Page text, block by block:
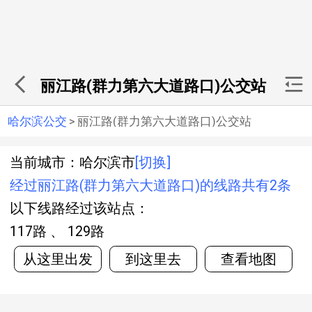
丽江路(群力第六大道路口)公交站
哈尔滨公交 > 丽江路(群力第六大道路口)公交站
当前城市：哈尔滨市 [切换]
经过丽江路(群力第六大道路口)的线路共有2条
以下线路经过该站点：
117路 、 129路
从这里出发
到这里去 查看地图